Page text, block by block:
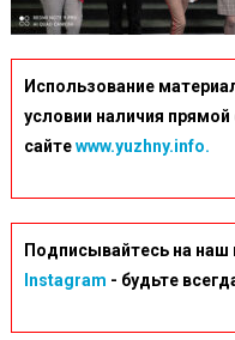
Использование
условии наличия
сайтеwww.yuzhny.info.
Подписывайтесь на наш
Instagram - будьте